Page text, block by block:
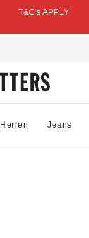
T&C's APPLY
Herren Jeans